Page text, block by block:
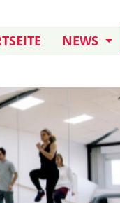
NEWS
TB IN